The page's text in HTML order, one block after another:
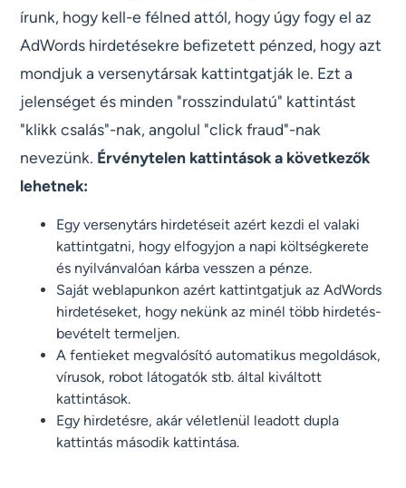
írunk, hogy kell-e félned attól, hogy úgy fogy el az
AdWords hirdetésekre befizetett pénzed, hogy azt
mondjuk a versenytársak kattintgatják le. Ezt a
jelenséget és minden "rosszindulatú" kattintást
"klikk csalás"-nak, angolul "click fraud"-nak
nevezünk. Érvénytelen kattintások a következők
lehetnek:
Egy versenytárs hirdetéseit azért kezdi el valaki
kattintgatni, hogy elfogyjon a napi költségkerete
és nyilvánvalóan kárba vesszen a pénze.
Saját weblapunkon azért kattintgatjuk az AdWords
hirdetéseket, hogy nekünk az minél több hirdetés-
bevételt termeljen.
A fentieket megvalósító automatikus megoldások,
vírusok, robot látogatók stb. által kiváltott
kattintások.
Egy hirdetésre, akár véletlenül leadott dupla
kattintás második kattintása.